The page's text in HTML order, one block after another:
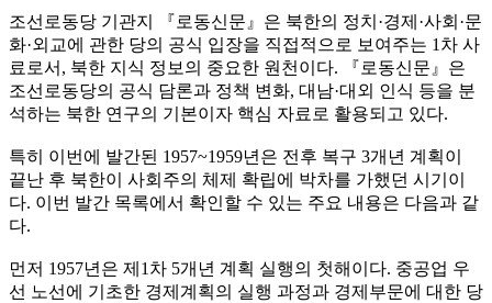
조선로동당 기관지 『로동신문』은 북한의 정치·경제·사회·문
화·외교에 관한 당의 공식 입장을 직접적으로 보여주는 1차 사
료로서, 북한 지식 정보의 중요한 원천이다. 『로동신문』은
조선로동당의 공식 담론과 정책 변화, 대남·대외 인식 등을 분
석하는 북한 연구의 기본이자 핵심 자료로 활용되고 있다.
특히 이번에 발간된 1957~1959년은 전후 복구 3개년 계획이
끝난 후 북한이 사회주의 체제 확립에 박차를 가했던 시기이
다. 이번 발간 목록에서 확인할 수 있는 주요 내용은 다음과 같
다.
먼저 1957년은 제1차 5개년 계획 실행의 첫해이다. 중공업 우
선 노선에 기초한 경제계획의 실행 과정과 경제부문에 대한 당